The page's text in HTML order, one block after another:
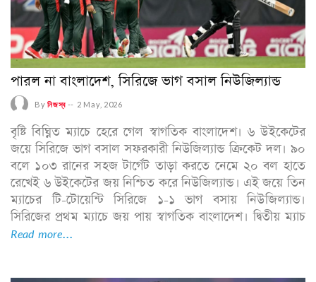
পারল না বাংলাদেশ, সিরিজে ভাগ বসাল নিউজিল্যান্ড
Byনিজস্ব-- 2 May, 2026
বৃষ্টি বিঘ্নিত ম্যাচে হেরে গেল স্বাগতিক বাংলাদেশ। ৬ উইকেটের
জয়ে সিরিজে ভাগ বসাল সফরকারী নিউজিল্যান্ড ক্রিকেট দল। ৯০
বলে ১০৩ রানের সহজ টার্গেট তাড়া করতে নেমে ২০ বল হাতে
রেখেই ৬ উইকেটের জয় নিশ্চিত করে নিউজিল্যান্ড। এই জয়ে তিন
ম্যাচের টি-টোয়েন্টি সিরিজে ১-১ ভাগ বসায় নিউজিল্যান্ড।
সিরিজের প্রথম ম্যাচে জয় পায় স্বাগতিক বাংলাদেশ। দ্বিতীয় ম্যাচ
Read more...